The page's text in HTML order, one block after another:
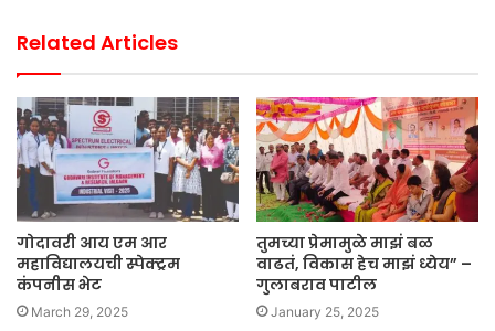
Related Articles
गोदावरी आय एम आर
महाविद्यालयची स्पेक्ट्रम
कंपनीस भेट
March 29, 2025
तुमच्या प्रेमामुळे माझं बळ
वाढतं, विकास हेच माझं ध्येय” –
गुलाबराव पाटील
January 25, 2025